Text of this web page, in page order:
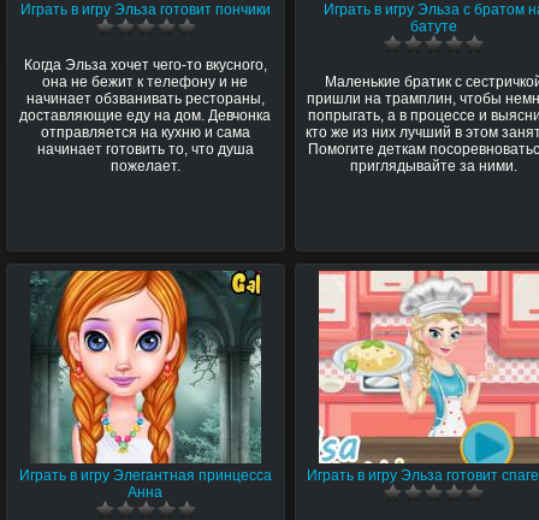
Играть в игру Эльза готовит пончики
Когда Эльза хочет чего-то вкусного,
она не бежит к телефону и не
начинает обзванивать рестораны,
доставляющие еду на дом. Девчонка
отправляется на кухню и сама
начинает готовить то, что душа
пожелает.
Играть в игру Эльза с братом
батуте
Маленькие братик с
пришли на трамплин, чтобы
попрыгать, а в процессе и
кто же из них лучший в этом
Помогите деткам
приглядывайте за ними.
Играть в игру Элегантная принцесса
Анна
Играть в игру Эльза готовит